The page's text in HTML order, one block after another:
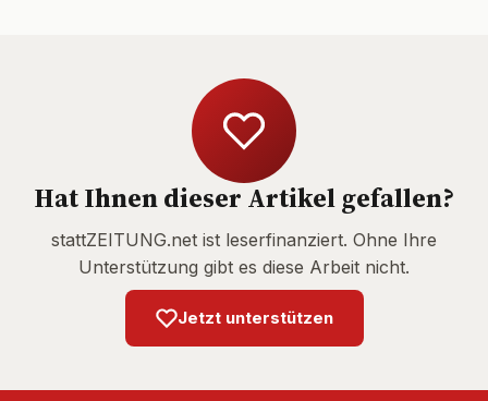
Hat Ihnen dieser Artikel gefallen?
stattZEITUNG.net ist leserfinanziert. Ohne Ihre
Unterstützung gibt es diese Arbeit nicht.
Jetzt unterstützen